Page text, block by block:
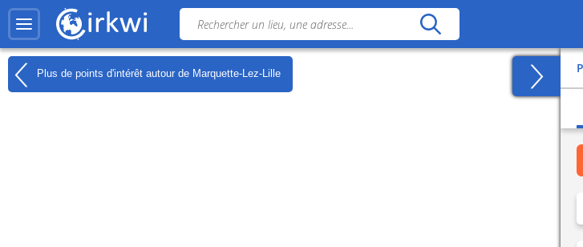
Plus de points d'intérêt autour de Marquette-Lez-Lille